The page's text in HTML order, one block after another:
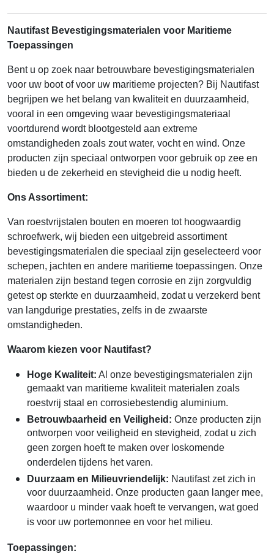
Nautifast Bevestigingsmaterialen voor Maritieme
Toepassingen
Bent u op zoek naar betrouwbare bevestigingsmaterialen
voor uw boot of voor uw maritieme projecten? Bij Nautifast
begrijpen we het belang van kwaliteit en duurzaamheid,
vooral in een omgeving waar bevestigingsmateriaal
voortdurend wordt blootgesteld aan extreme
omstandigheden zoals zout water, vocht en wind. Onze
producten zijn speciaal ontworpen voor gebruik op zee en
bieden u de zekerheid en stevigheid die u nodig heeft.
Ons Assortiment:
Van roestvrijstalen bouten en moeren tot hoogwaardig
schroefwerk, wij bieden een uitgebreid assortiment
bevestigingsmaterialen die speciaal zijn geselecteerd voor
schepen, jachten en andere maritieme toepassingen. Onze
materialen zijn bestand tegen corrosie en zijn zorgvuldig
getest op sterkte en duurzaamheid, zodat u verzekerd bent
van langdurige prestaties, zelfs in de zwaarste
omstandigheden.
Waarom kiezen voor Nautifast?
Hoge Kwaliteit: Al onze bevestigingsmaterialen zijn
gemaakt van maritieme kwaliteit materialen zoals
roestvrij staal en corrosiebestendig aluminium.
Betrouwbaarheid en Veiligheid: Onze producten zijn
ontworpen voor veiligheid en stevigheid, zodat u zich
geen zorgen hoeft te maken over loskomende
onderdelen tijdens het varen.
Duurzaam en Milieuvriendelijk: Nautifast zet zich in
voor duurzaamheid. Onze producten gaan langer mee,
waardoor u minder vaak hoeft te vervangen, wat goed
is voor uw portemonnee en voor het milieu.
Toepassingen: